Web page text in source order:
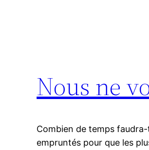
Nous ne
Combien de temps
empruntés pour que les